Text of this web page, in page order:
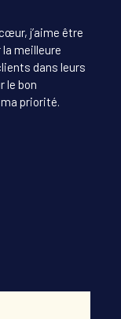
j’aime être
la meilleure
dans leurs
le bon
priorité.